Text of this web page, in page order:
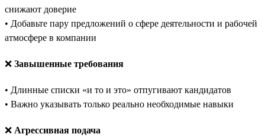
снижают доверие
• Добавьте пару предложений о сфере деятельности и рабочей
атмосфере в компании
❌ Завышенные требования
• Длинные списки «и то и это» отпугивают кандидатов
• Важно указывать только реально необходимые навыки
❌ Агрессивная подача